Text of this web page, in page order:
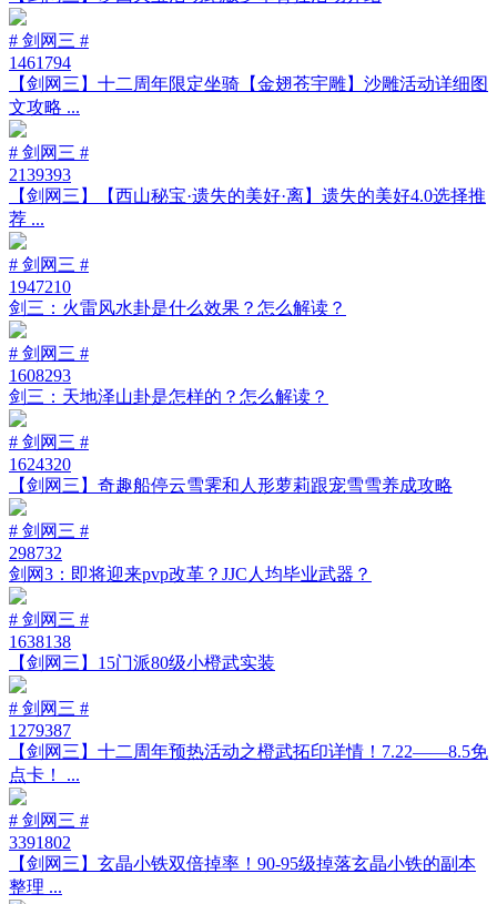
# 剑网三 #
1461794
【剑网三】十二周年限定坐骑【金翅苍宇雕】沙雕活动详细图
文攻略 ...
# 剑网三 #
2139393
【剑网三】【西山秘宝·遗失的美好·离】遗失的美好4.0选择推
荐 ...
# 剑网三 #
1947210
剑三：火雷风水卦是什么效果？怎么解读？
# 剑网三 #
1608293
剑三：天地泽山卦是怎样的？怎么解读？
# 剑网三 #
1624320
【剑网三】奇趣船停云雪霁和人形萝莉跟宠雪雪养成攻略
# 剑网三 #
298732
剑网3：即将迎来pvp改革？JJC人均毕业武器？
# 剑网三 #
1638138
【剑网三】15门派80级小橙武实装
# 剑网三 #
1279387
【剑网三】十二周年预热活动之橙武拓印详情！7.22——8.5免
点卡！ ...
# 剑网三 #
3391802
【剑网三】玄晶小铁双倍掉率！90-95级掉落玄晶小铁的副本
整理 ...